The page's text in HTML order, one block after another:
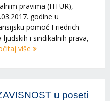
pravima (HTUR),
godine u
pomoć Friedrich
i sindikalnih prava,
više
u poseti